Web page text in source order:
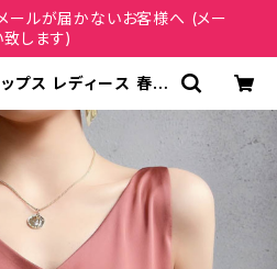
ルが届かないお客様へ (メー
します)
プス レディース 春夏
タンクトップ インナ
Uネック サテン シル
テン ベージュ ホワイ
ビー グレー グリーン
ばれ 結婚式 演奏会 二
M L XL 2XL 10代 2
C-TSS0018 | RE
20代,30代,40代 レ
ァッション 通販